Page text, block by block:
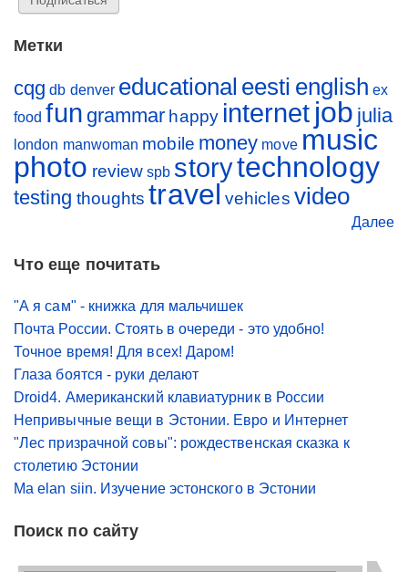
Метки
cqg db denver educational eesti english ex
food fun grammar happy internet job julia
london manwoman mobile money move music
photo review spb storytechnology
testing thoughts travel vehicles video
Далее
Что еще почитать
"А я сам" - книжка для мальчишек
Почта России. Стоять в очереди - это удобно!
Точное время! Для всех! Даром!
Глаза боятся - руки делают
Droid4. Американский клавиатурник в России
Непривычные вещи в Эстонии. Евро и Интернет
"Лес призрачной совы": рождественская сказка к
столетию Эстонии
Ma elan siin. Изучение эстонского в Эстонии
Поиск по сайту